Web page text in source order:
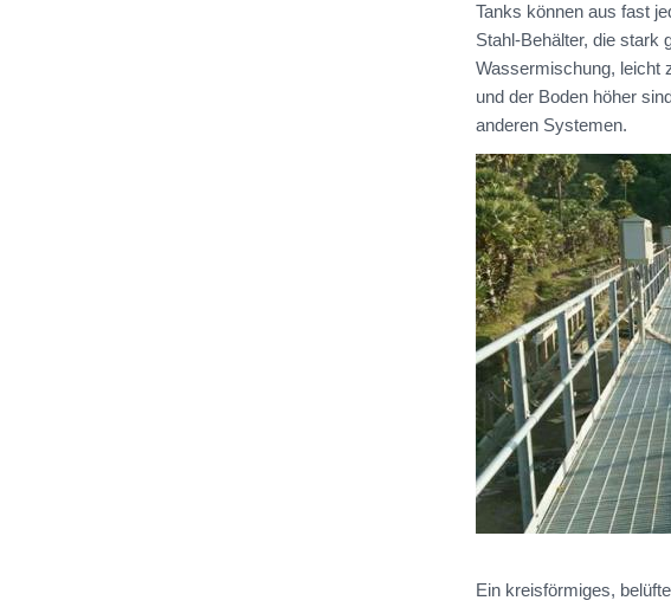
Tanks können aus fast
Stahl-Behälter, die stark
Wassermischung, leicht
und der Boden höher
anderen Systemen.
Ein kreisförmiges,